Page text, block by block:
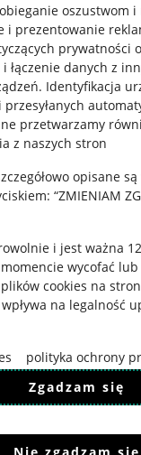
oszustwom
i prezentowanie
prywatności
łączenie danych z
. Identyfikacja
przetwarzamy
z naszych stron
opisane
“ZMIENIAM
i jest ważna
wycofać
cookies na
na legalność
polityka ochrony
Zgadzam się
Usługach Cyfrowych